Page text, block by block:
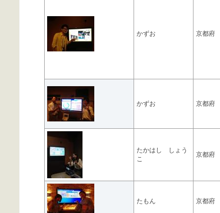
かずお 京都府
かずお 京都府
たかはし しょう
こ
京都府
たもん 京都府